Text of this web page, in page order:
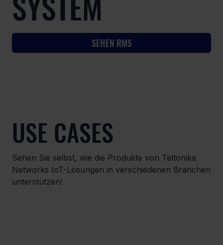
SEHEN RMS
USE CASES
Sehen Sie selbst, wie die Produkte von Teltonika
Networks IoT-Lösungen in verschiedenen Branchen
unterstützen!